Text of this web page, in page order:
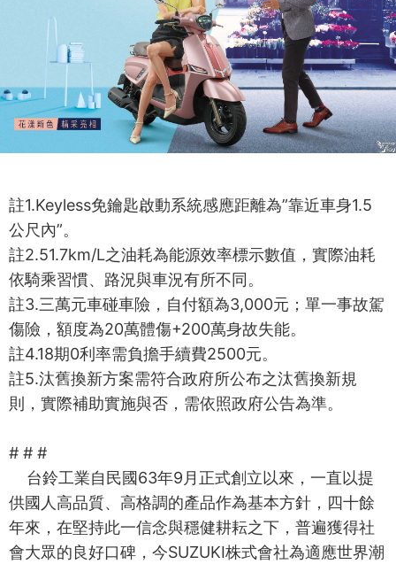
註1.Keyless免鑰匙啟動系統感應距離為”靠近車身1.5
公尺內”。
註2.51.7km/L之油耗為能源效率標示數值，實際油耗
依騎乘習慣、路況與車況有所不同。
註3.三萬元車碰車險，自付額為3,000元；單一事故駕
傷險，額度為20萬體傷+200萬身故失能。
註4.18期0利率需負擔手續費2500元。
註5.汰舊換新方案需符合政府所公布之汰舊換新規
則，實際補助實施與否，需依照政府公告為準。
# # #
台鈴工業自民國63年9月正式創立以來，一直以提
供國人高品質、高格調的產品作為基本方針，四十餘
年來，在堅持此一信念與穩健耕耘之下，普遍獲得社
會大眾的良好口碑，今SUZUKI株式會社為適應世界潮